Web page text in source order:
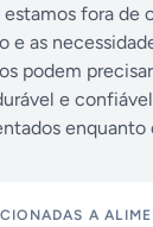
fora de
e as
podem
e
A